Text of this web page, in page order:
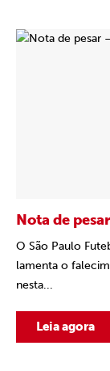
Nota de
O São Paulo
lamenta o
nesta...
Leia agora